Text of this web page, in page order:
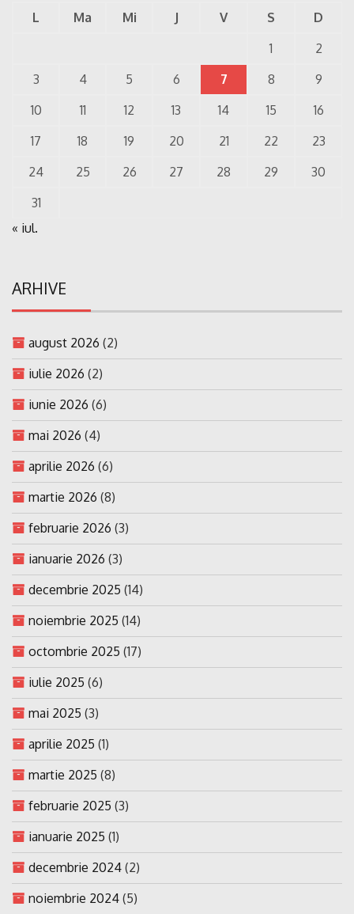
L Ma Mi J V S
D
1
2
3
4 5 6 7 8
9
10
11 12 13 14 15
16
17
18 19 20 21 22
23
24
25 26 27 28 29
30
31
« iul.
ARHIVE
august 2026 (2)
iulie 2026 (2)
iunie 2026 (6)
mai 2026 (4)
aprilie 2026 (6)
martie 2026 (8)
februarie 2026 (3)
ianuarie 2026 (3)
decembrie 2025 (14)
noiembrie 2025 (14)
octombrie 2025 (17)
iulie 2025 (6)
mai 2025 (3)
aprilie 2025 (1)
martie 2025 (8)
februarie 2025 (3)
ianuarie 2025 (1)
decembrie 2024 (2)
noiembrie 2024 (5)